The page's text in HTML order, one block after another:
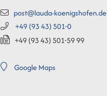
post@lauda-koenigshofen.de
+49 (9343) 501-0
+49 (9343) 501-5999
Google Maps